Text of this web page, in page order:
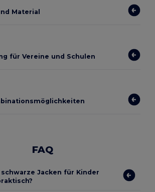
Material
für Vereine und Schulen
FAQ
Jacken für Kinder